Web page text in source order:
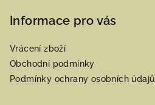
Informace pro vás
Vrácení zboží
Obchodní podmínky
Podmínky ochrany osobních údajů